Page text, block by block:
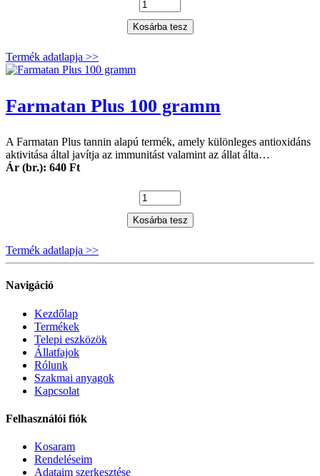
Kosárba tesz
Termék adatlapja >>
Farmatan Plus 100 gramm
A Farmatan Plus tannin alapú termék, amely különleges antioxidáns
aktivitása által javítja az immunitást valamint az állat álta…
Ár (br.): 640 Ft
Kosárba tesz
Termék adatlapja >>
Navigáció
Kezdőlap
Termékek
Telepi eszközök
Állatfajok
Rólunk
Szakmai anyagok
Kapcsolat
Felhasználói fiók
Kosaram
Rendeléseim
Adataim szerkesztése